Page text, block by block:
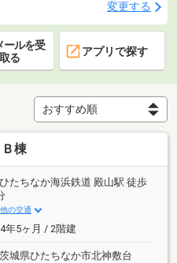
変更する
ールを受
取る
アプリで探す
棟
ひたちなか海浜鉄道 殿山駅 徒歩
の交通
年5ヶ月 / 2階建
茨城県ひたちなか市北神敷台